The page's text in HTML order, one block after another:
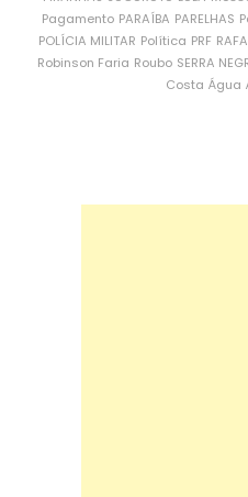
Pagamento PARAÍBA PARELHAS
POLÍCIA MILITAR Política PRF
Robinson Faria Roubo SERRA
Costa Água